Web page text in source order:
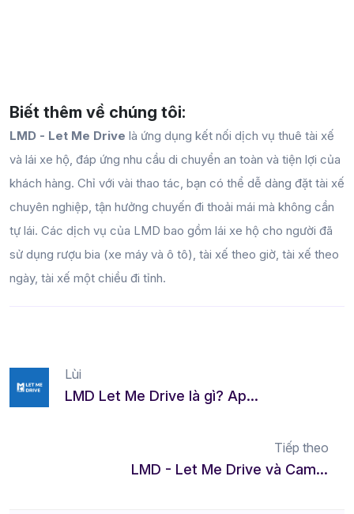
Biết thêm về chúng tôi:
LMD - Let Me Drive là ứng dụng kết nối dịch vụ thuê tài xế
và lái xe hộ, đáp ứng nhu cầu di chuyển an toàn và tiện lợi của
khách hàng. Chỉ với vài thao tác, bạn có thể dễ dàng đặt tài xế
chuyên nghiệp, tận hưởng chuyến đi thoải mái mà không cần
tự lái. Các dịch vụ của LMD bao gồm lái xe hộ cho người đã
sử dụng rượu bia (xe máy và ô tô), tài xế theo giờ, tài xế theo
ngày, tài xế một chiều đi tỉnh.
Lùi
LMD Let Me Drive là gì? App thuê tài xế lái xe hộ toàn quốc
Tiếp theo
LMD - Let Me Drive và Cam Kết An Toàn Trong Quá Trình Vận Hành Dịch Vụ